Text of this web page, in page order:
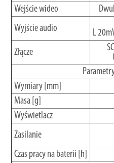
Wejście wideo
Wyjście audio
L
Złącze
Wymiary [mm]
Masa [g]
Wyświetlacz
Zasilanie
Czas pracy na baterii [h]